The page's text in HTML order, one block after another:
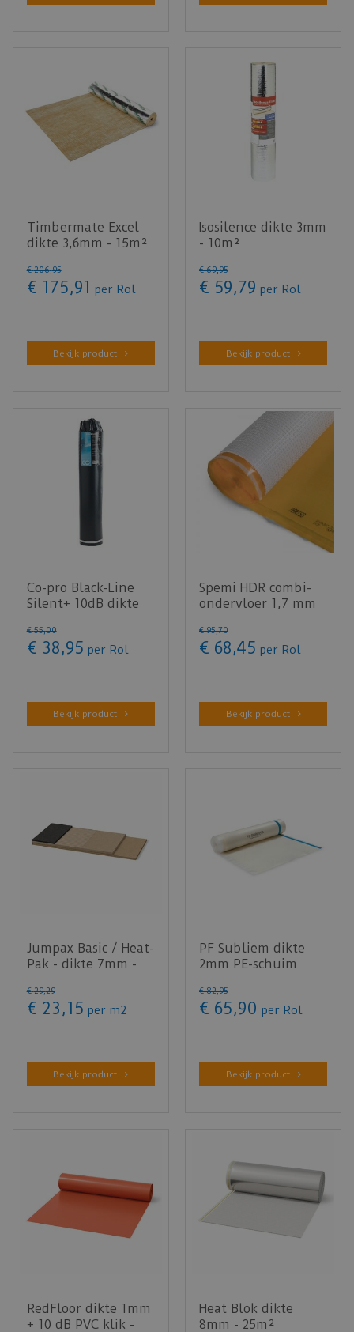
Timbermate Excel
dikte 3,6mm - 15m²
€ 206,95
€ 175,91 per Rol
Bekijk product
Isosilence dikte 3mm
- 10m²
€ 69,95
€ 59,79 per Rol
Bekijk product
Co-pro Black-Line
Silent+ 10dB dikte
€ 55,00
€ 38,95 per Rol
Bekijk product
Spemi HDR combi-
ondervloer 1,7 mm
15m²
€ 95,70
€ 68,45 per Rol
Bekijk product
Jumpax Basic / Heat-
Pak - dikte 7mm -
€ 29,29
€ 23 ,15 per m2
Bekijk product
PF Subliem dikte
2mm PE-schuim
€ 82,95
€ 65,90 per Rol
Bekijk product
RedFloor dikte 1mm
+ 10 dB PVC klik -
Heat Blok dikte
8mm - 25m²